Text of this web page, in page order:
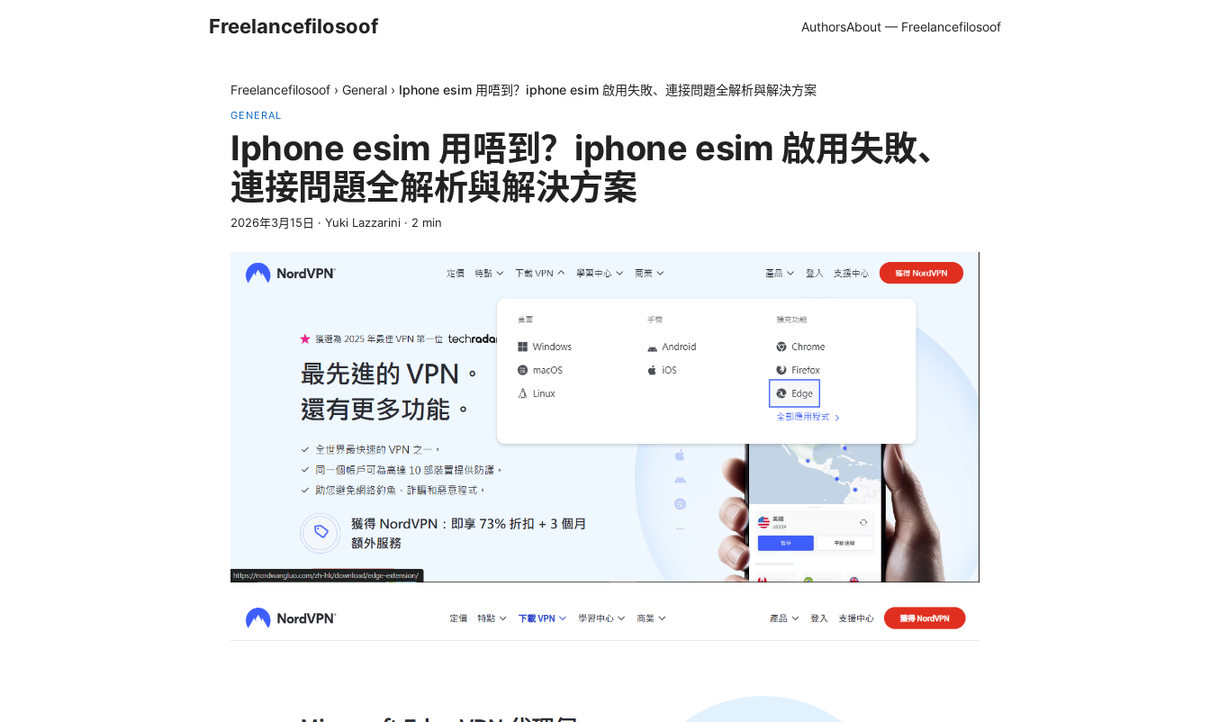
Freelancefilosoof AuthorsAbout — Freelancefilosoof
Freelancefilosoof › General › Iphone esim 用唔到？iphone esim 啟用失敗、連接問題全解析與解決方案
GENERAL
Iphone esim 用唔到？iphone esim 啟用失敗、
連接問題全解析與解決方案
2026年3月15日 · Yuki Lazzarini · 2 min